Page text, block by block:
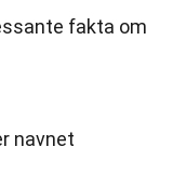
fakta om
navnet